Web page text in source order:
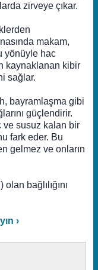
zirveye çıkar.
makam,
yönüyle hac
kaynaklanan kibir
sağlar.
bayramlaşma gibi
güçlendirir.
ve susuz kalan bir
fark eder. Bu
gelmez ve onların
bağlılığını
›